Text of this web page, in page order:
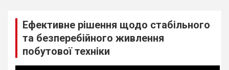
Ефективне рішення щодо стабільного
та безперебійного живлення
побутової техніки